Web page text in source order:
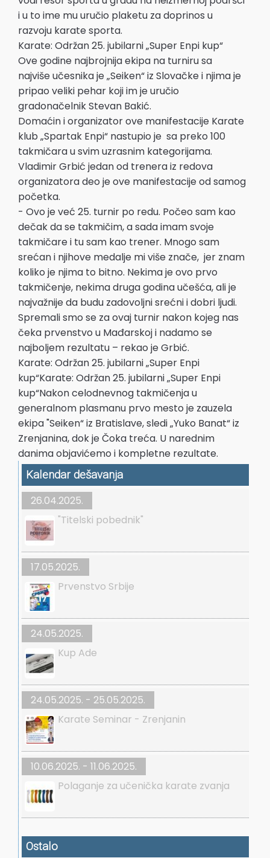
i u to ime mu uručio plaketu za doprinos u
razvoju karate sporta.
Karate: Održan 25. jubilarni „Super Enpi kup“
Ove godine najbrojnija ekipa na turniru sa
najviše učesnika je „Seiken“ iz Slovačke i njima je
pripao veliki pehar koji im je uručio
gradonačelnik Stevan Bakić.
Domaćin i organizator ove manifestacije Karate
klub „Spartak Enpi“ nastupio je sa preko 100
takmičara u svim uzrasnim kategorijama.
Vladimir Grbić jedan od trenera iz redova
organizatora deo je ove manifestacije od samog
početka.
- Ovo je već 25. turnir po redu. Počeo sam kao
dečak da se takmičim, a sada imam svoje
takmičare i tu sam kao trener. Mnogo sam
srećan i njihove medalje mi više znače, jer znam
koliko je njima to bitno. Nekima je ovo prvo
takmičenje, nekima druga godina učešća, ali je
najvažnije da budu zadovoljni srećni i dobri ljudi.
Spremali smo se za ovaj turnir nakon kojeg nas
čeka prvenstvo u Mađarskoj i nadamo se
najboljem rezultatu – rekao je Grbić.
Karate: Održan 25. jubilarni „Super Enpi
kup“Karate: Održan 25. jubilarni „Super Enpi
kup“Nakon celodnevnog takmičenja u
generalnom plasmanu prvo mesto je zauzela
ekipa "Seiken“ iz Bratislave, sledi „Yuko Banat“ iz
Zrenjanina, dok je Čoka treća. U narednim
danima objavićemo i kompletne rezultate.
Kalendar dešavanja
26.04.2025.
"Titelski pobednik"
17.05.2025.
Prvenstvo Srbije
24.05.2025.
Kup Ade
24.05.2025. - 25.05.2025.
Karate Seminar - Zrenjanin
10.06.2025. - 11.06.2025.
Polaganje za učenička karate zvanja
Ostalo